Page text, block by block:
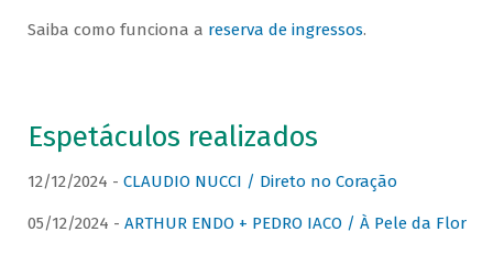
Saiba como funciona a reserva de ingressos.
Espetáculos realizados
12/12/2024 - CLAUDIO NUCCI / Direto no Coração
05/12/2024 - ARTHUR ENDO + PEDRO IACO / À Pele da Flor